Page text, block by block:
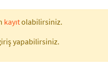
kayıtolabilirsiniz.
yapabilirsiniz.